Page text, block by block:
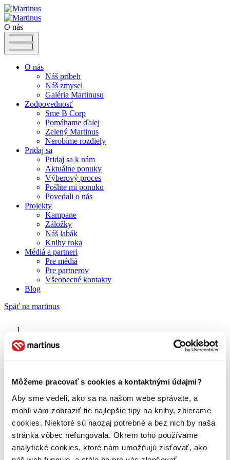
Môžeme pracovať s cookies a kontaktnými údajmi?
Aby sme vedeli, ako sa na našom webe správate, a
mohli vám zobraziť tie najlepšie tipy na knihy, zbierame
cookies. Niektoré sú naozaj potrebné a bez nich by naša
stránka vôbec nefungovala. Okrem toho používame
analytické cookies, ktoré nám umožňujú zisťovať, ako
O nás
O nás
Náš príbeh
Náš zmysel
Galéria Martinusu
Zodpovednosť
Sme B Corp
Pomáhame ďalej
Zelený Martinus
Nerobíme rozdiely
Pridaj sa
Pridaj sa k nám
Aktuálne ponuky
Výberový proces
Pošlite mi ponuku
Povedali o nás
Projekty
Kampane
Záložky
Náš labák
Knihy roka
Médiá a partneri
Pre médiá
Pre partnerov
Všeobecné kontakty
Blog
Späť na martinus
Slovart
O nás
Náš príbeh
Galéria Martinusu
Zodpovednosť
Sme B Corp